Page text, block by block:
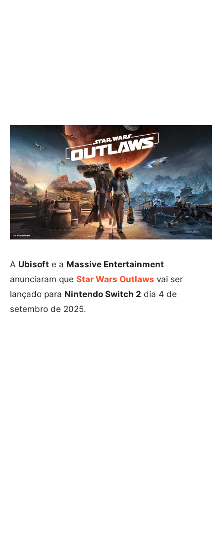
A Ubisoft e a Massive Entertainment
anunciaram que Star Wars Outlaws vai ser
lançado para Nintendo Switch 2 dia 4 de
setembro de 2025.